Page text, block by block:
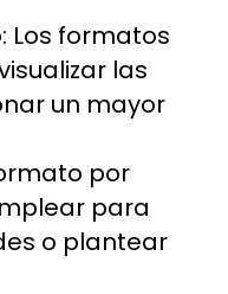
Los formatos
las
un mayor
por
para
o plantear